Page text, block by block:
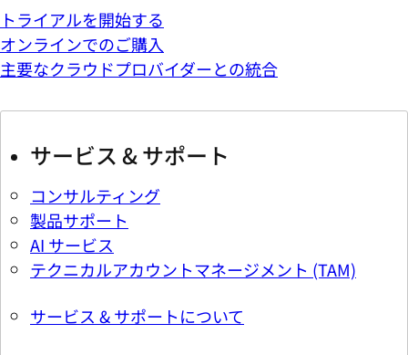
オンラインでのご購入
主要なクラウドプロバイダーとの統合
サービス & サポート
製品サポート
AI サービス
テクニカルアカウントマネージメント (TAM)